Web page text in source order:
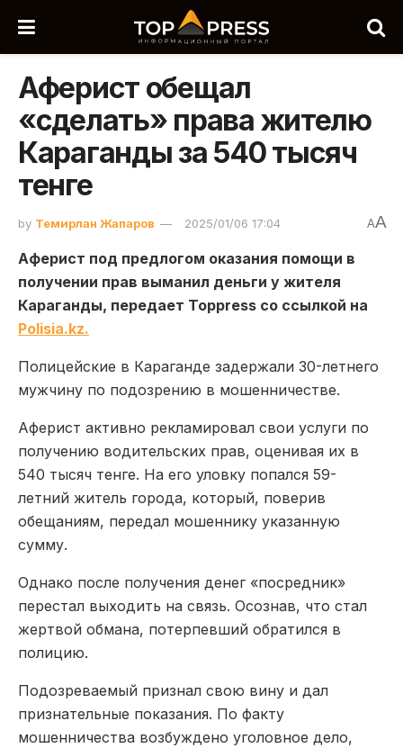
Аферист обещал
«сделать» права жителю
Караганды за 540 тысяч
тенге
by Темирлан Жапаров 2025/01/06 17:04 AA
Аферист под предлогом оказания помощи в
получении прав выманил деньги у жителя
Караганды, передает Toppress со ссылкой на
Polisia.kz.
Полицейские в Караганде задержали 30-летнего
мужчину по подозрению в мошенничестве.
Аферист активно рекламировал свои услуги по
получению водительских прав, оценивая их в
540 тысяч тенге. На его уловку попался 59-
летний житель города, который, поверив
обещаниям, передал мошеннику указанную
сумму.
Однако после получения денег «посредник»
перестал выходить на связь. Осознав, что стал
жертвой обмана, потерпевший обратился в
полицию.
Подозреваемый признал свою вину и дал
признательные показания. По факту
мошенничества возбуждено уголовное дело,